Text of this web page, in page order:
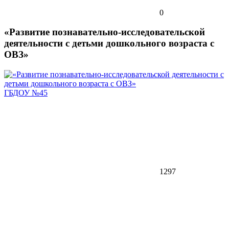
0
«Развитие познавательно-исследовательской
деятельности с детьми дошкольного возраста с
ОВЗ»
ГБДОУ №45
1297